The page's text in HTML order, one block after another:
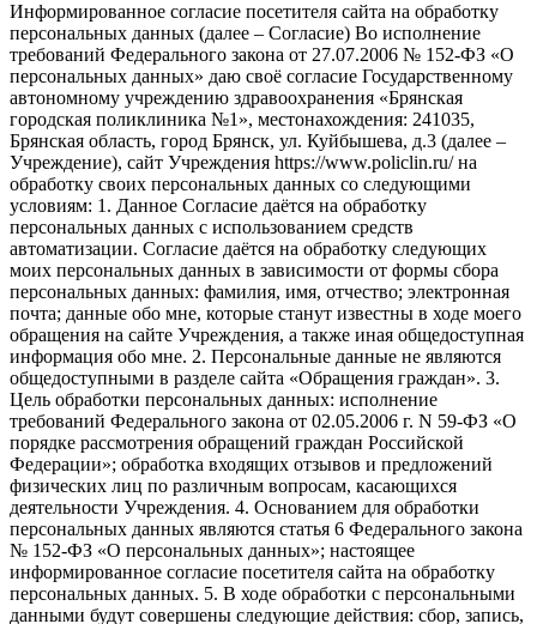
Информированное согласие посетителя сайта на обработку
персональных данных (далее – Согласие) Во исполнение
требований Федерального закона от 27.07.2006 № 152-ФЗ «О
персональных данных» даю своё согласие Государственному
автономному учреждению здравоохранения «Брянская
городская поликлиника №1», местонахождения: 241035,
Брянская область, город Брянск, ул. Куйбышева, д.3 (далее –
Учреждение), сайт Учреждения https://www.policlin.ru/ на
обработку своих персональных данных со следующими
условиям: 1. Данное Согласие даётся на обработку
персональных данных с использованием средств
автоматизации. Согласие даётся на обработку следующих
моих персональных данных в зависимости от формы сбора
персональных данных: фамилия, имя, отчество; электронная
почта; данные обо мне, которые станут известны в ходе моего
обращения на сайте Учреждения, а также иная общедоступная
информация обо мне. 2. Персональные данные не являются
общедоступными в разделе сайта «Обращения граждан». 3.
Цель обработки персональных данных: исполнение
требований Федерального закона от 02.05.2006 г. N 59-ФЗ «О
порядке рассмотрения обращений граждан Российской
Федерации»; обработка входящих отзывов и предложений
физических лиц по различным вопросам, касающихся
деятельности Учреждения. 4. Основанием для обработки
персональных данных являются статья 6 Федерального закона
№ 152-ФЗ «О персональных данных»; настоящее
информированное согласие посетителя сайта на обработку
персональных данных. 5. В ходе обработки с персональными
данными будут совершены следующие действия: сбор, запись,